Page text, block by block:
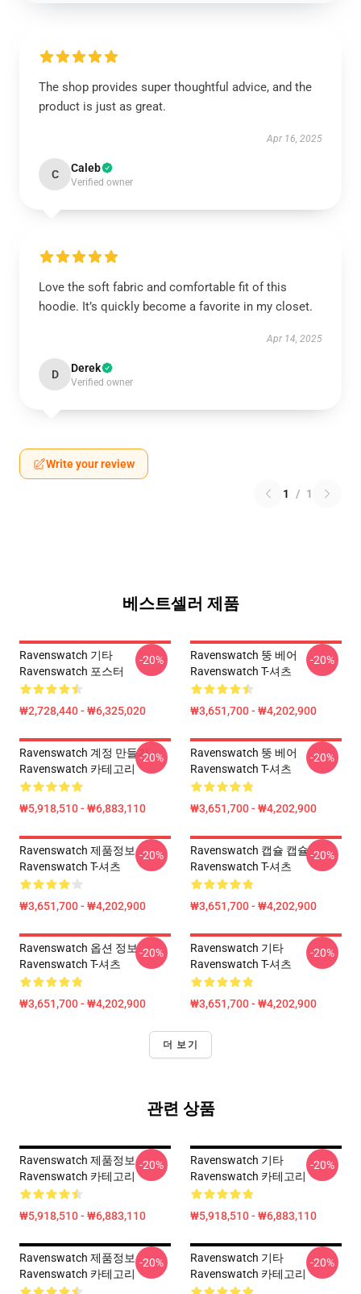
The shop provides super thoughtful advice, and the
product is just as great.
Apr 16, 2025
C Caleb
Verified owner
Love the soft fabric and comfortable fit of this
hoodie. It’s quickly become a favorite in my closet.
Apr 14, 2025
D Derek
Verified owner
Write your review
1 / 1
베스트셀러 제품
Ravenswatch 기타
Ravenswatch 포스터
₩2,728,440 - ₩6,325,020
-20%
Ravenswatch 뚱 베어
Ravenswatch T-셔츠
₩3,651,700 - ₩4,202,900
-20%
Ravenswatch 계정 만들기
Ravenswatch 카테고리
₩5,918,510 - ₩6,883,110
-20%
Ravenswatch 뚱 베어
Ravenswatch T-셔츠
₩3,651,700 - ₩4,202,900
-20%
Ravenswatch 제품정보
Ravenswatch T-셔츠
₩3,651,700 - ₩4,202,900
-20%
Ravenswatch 캡슐 캡슐
Ravenswatch T-셔츠
₩3,651,700 - ₩4,202,900
-20%
Ravenswatch 옵션 정보
Ravenswatch T-셔츠
₩3,651,700 - ₩4,202,900
-20%
Ravenswatch 기타
Ravenswatch T-셔츠
₩3,651,700 - ₩4,202,900
-20%
더 보기
관련 상품
Ravenswatch 제품정보
Ravenswatch 카테고리
₩5,918,510 - ₩6,883,110
-20%
Ravenswatch 기타
Ravenswatch 카테고리
₩5,918,510 - ₩6,883,110
-20%
Ravenswatch 제품정보
Ravenswatch 카테고리
-20%
Ravenswatch 기타
Ravenswatch 카테고리
-20%